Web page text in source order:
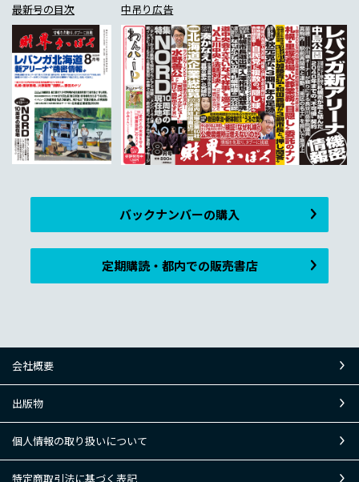
最新号の目次 中吊り広告
バックナンバーの購入
定期購読・都内での販売書店
会社概要
出版物
個人情報の取り扱いについて
特定商取引法に基づく表記